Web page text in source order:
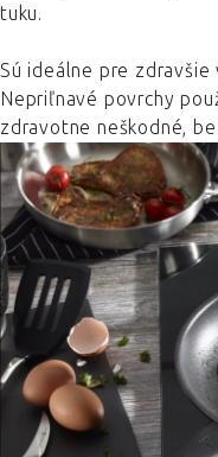
tuku.
Sú ideálne pre zdravšie
Nepriľnavé povrchy
zdravotne neškodné,